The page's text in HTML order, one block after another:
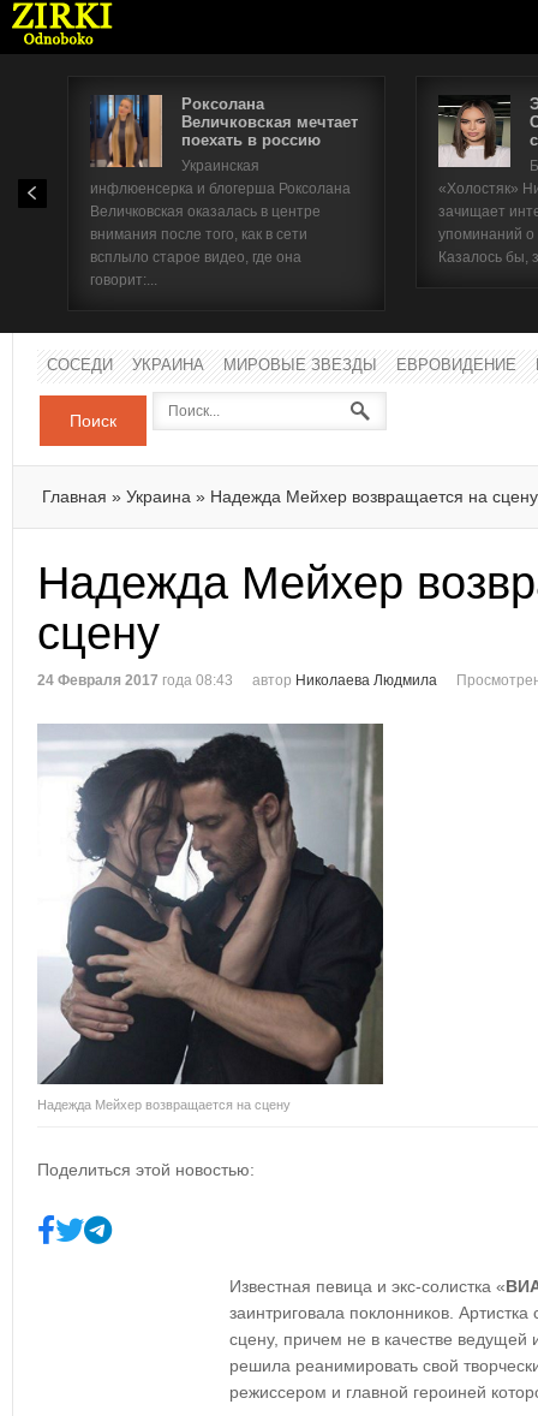
Роксолана
Величковская мечтает
поехать в россию
Украинская
инфлюенсерка и блогерша Роксолана
Величковская оказалась в центре
внимания после того, как в сети
всплыло старое видео, где она
говорит:...
«Холостяк»
зачищает
упоминаний
Казалось бы,
СОСЕДИ УКРАИНА МИРОВЫЕ ЗВЕЗДЫ ЕВРОВИДЕНИЕ
Поиск
Главная » Украина » Надежда Мейхер возвращается на сцену
Надежда Мейхер
сцену
24 Февраля 2017 года 08:43 автор Николаева Людмила
Надежда Мейхер возвращается на сцену
Поделиться этой новостью:
Известная певица и экс-солистка «
заинтриговала поклонников.
сцену, причем не в качестве
решила реанимировать свой
режиссером и главной героиней
Имя